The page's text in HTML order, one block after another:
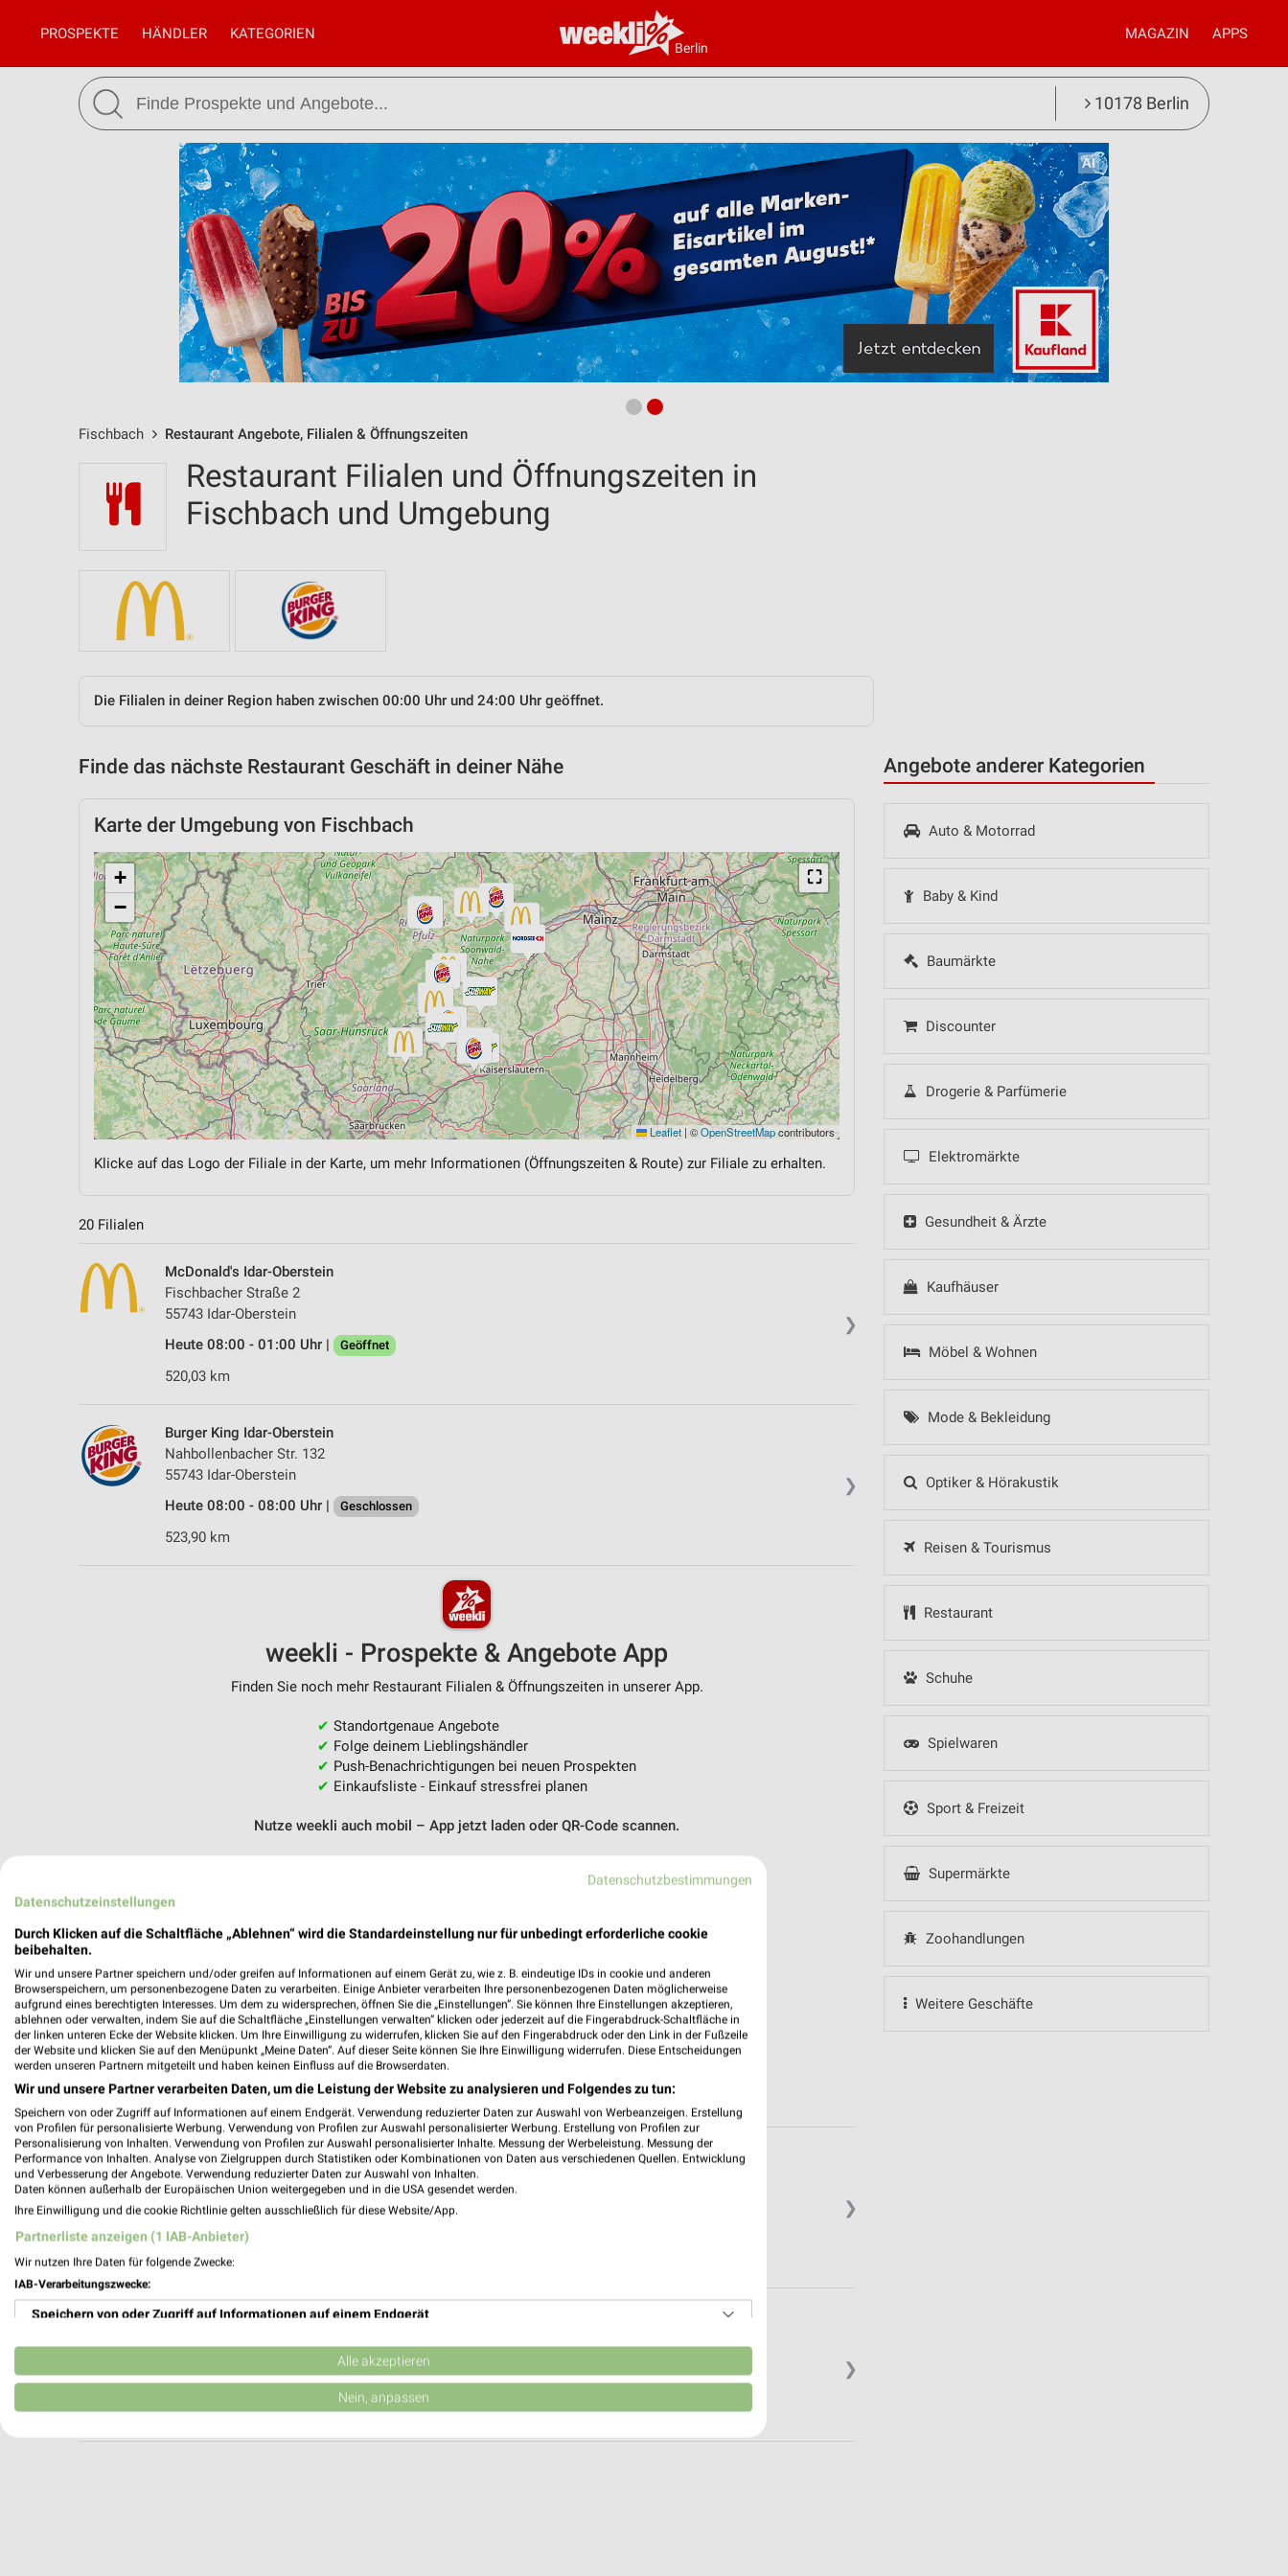
Berlin
PROSPEKTE HÄNDLER KATEGORIEN MAGAZIN APPS
10178 Berlin
Fischbach Restaurant Angebote, Filialen & Öffnungszeiten
Angebote anderer Kategorien
Auto & Motorrad
Baby & Kind
Baumärkte
Discounter
Drogerie & Parfümerie
Elektromärkte
Gesundheit & Ärzte
Kaufhäuser
Möbel & Wohnen
Mode & Bekleidung
Optiker & Hörakustik
Reisen & Tourismus
Restaurant
Schuhe
Spielwaren
Sport & Freizeit
Supermärkte
Zoohandlungen
Weitere Geschäfte
Restaurant Filialen und Öffnungszeiten in
Fischbach und Umgebung
Die Filialen in deiner Region haben zwischen 00:00 Uhr und 24:00 Uhr geöffnet.
Finde das nächste Restaurant Geschäft in deiner Nähe
Karte der Umgebung von Fischbach
⛶
+
−
Leaflet | ©OpenStreetMapcontributors
Klicke auf das Logo der Filiale in der Karte, um mehr Informationen (Öffnungszeiten & Route) zur Filiale zu erhalten.
20 Filialen
❯
McDonald's Idar-Oberstein
Fischbacher Straße 2
55743 Idar-Oberstein
Heute 08:00 - 01:00 Uhr |
Geöffnet
520,03 km
❯
Burger King Idar-Oberstein
Nahbollenbacher Str. 132
55743 Idar-Oberstein
Heute 08:00 - 08:00 Uhr |
Geschlossen
523,90 km
weekli - Prospekte & Angebote App
Finden Sie noch mehr Restaurant Filialen & Öffnungszeiten in unserer App.
✔ Standortgenaue Angebote
✔ Folge deinem Lieblingshändler
✔ Push-Benachrichtigungen bei neuen Prospekten
✔ Einkaufsliste - Einkauf stressfrei planen
Nutze weekli auch mobil – App jetzt laden oder QR-Code scannen.
❯
Subway Baumholder
AAFES Main Store
55774 Baumholder
Heute 08:00 - 19:00 Uhr |
532,31 km
❯
McDonald's Baumholder
Heute 07:00 - 01:00 Uhr | Geöffnet
Datenschutzbestimmungen
Datenschutzeinstellungen
Durch Klicken auf die Schaltfläche „Ablehnen“ wird die Standardeinstellung nur für unbedingt erforderliche cookie
beibehalten.
Wir und unsere Partner speichern und/oder greifen auf Informationen auf einem Gerät zu, wie z. B. eindeutige IDs in cookie und anderen
Browserspeichern, um personenbezogene Daten zu verarbeiten. Einige Anbieter verarbeiten Ihre personenbezogenen Daten möglicherweise
aufgrund eines berechtigten Interesses. Um dem zu widersprechen, öffnen Sie die „Einstellungen“. Sie können Ihre Einstellungen akzeptieren,
ablehnen oder verwalten, indem Sie auf die Schaltfläche „Einstellungen verwalten“ klicken oder jederzeit auf die Fingerabdruck-Schaltfläche in
der linken unteren Ecke der Website klicken. Um Ihre Einwilligung zu widerrufen, klicken Sie auf den Fingerabdruck oder den Link in der Fußzeile
der Website und klicken Sie auf den Menüpunkt „Meine Daten“. Auf dieser Seite können Sie Ihre Einwilligung widerrufen. Diese Entscheidungen
werden unseren Partnern mitgeteilt und haben keinen Einfluss auf die Browserdaten.
Wir und unsere Partner verarbeiten Daten, um die Leistung der Website zu analysieren und Folgendes zu tun:
Speichern von oder Zugriff auf Informationen auf einem Endgerät. Verwendung reduzierter Daten zur Auswahl von Werbeanzeigen. Erstellung
von Profilen für personalisierte Werbung. Verwendung von Profilen zur Auswahl personalisierter Werbung. Erstellung von Profilen zur
Personalisierung von Inhalten. Verwendung von Profilen zur Auswahl personalisierter Inhalte. Messung der Werbeleistung. Messung der
Performance von Inhalten. Analyse von Zielgruppen durch Statistiken oder Kombinationen von Daten aus verschiedenen Quellen. Entwicklung
und Verbesserung der Angebote. Verwendung reduzierter Daten zur Auswahl von Inhalten.
Daten können außerhalb der Europäischen Union weitergegeben und in die USA gesendet werden.
Ihre Einwilligung und die cookie Richtlinie gelten ausschließlich für diese Website/App.
Partnerliste anzeigen (1 IAB-Anbieter)
Wir nutzen Ihre Daten für folgende Zwecke:
IAB-Verarbeitungszwecke:
Speichern von oder Zugriff auf Informationen auf einem Endgerät
Verwendung reduzierter Daten zur Auswahl von Werbeanzeigen
Erstellung von Profilen für personalisierte Werbung
Alle akzeptieren
Nein, anpassen